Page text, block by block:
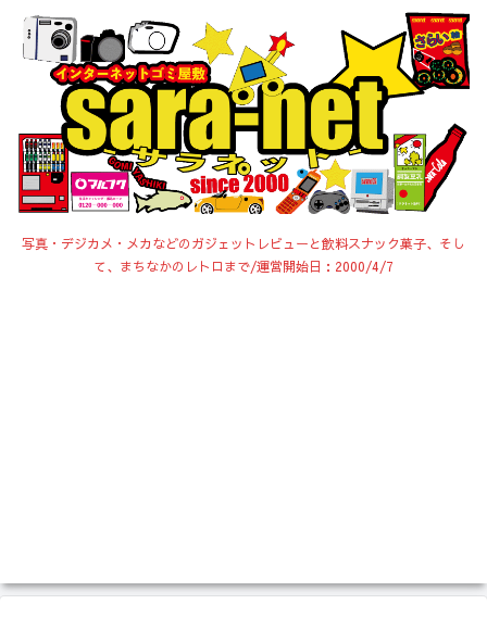
写真・デジカメ・メカなどのガジェットレビューと飲料スナック菓子、そし
て、まちなかのレトロまで/運営開始日：2000/4/7